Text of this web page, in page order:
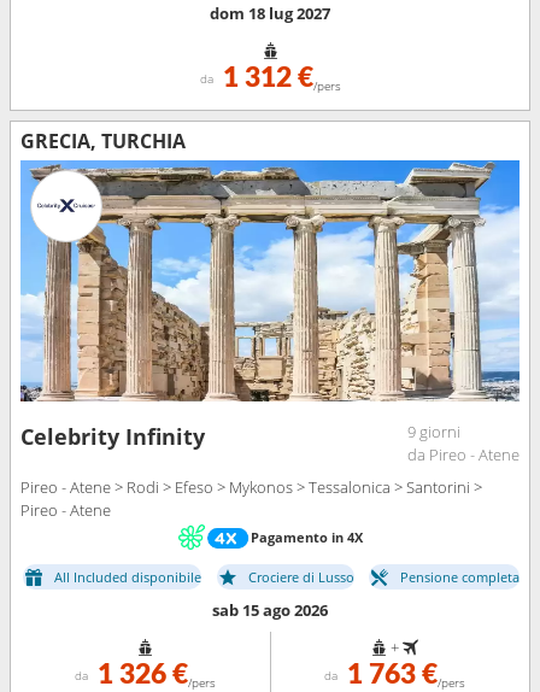
dom 18 lug 2027
da 1 312 €/pers
GRECIA, TURCHIA
Celebrity Infinity
9 giorni
da Pireo - Atene
Pireo - Atene > Rodi > Efeso > Mykonos > Tessalonica > Santorini >
Pireo - Atene
Pagamento in 4X
All Included disponibile Crociere di Lusso Pensione completa
sab 15 ago 2026
da 1 326 €/pers
+
da 1 763 €/pers